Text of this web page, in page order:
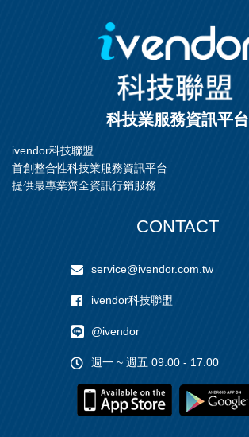
科技業服務資訊平台
ivendor科技聯盟
首創整合性科技業服務資訊平台
提供最專業齊全資訊行銷服務
CONTACT
service@ivendor.com.tw
ivendor科技聯盟
@ivendor
週一 ~ 週五 09:00 - 17:00